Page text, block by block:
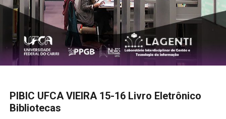
PIBIC UFCA VIEIRA 15-16 Livro Eletrônico
Bibliotecas